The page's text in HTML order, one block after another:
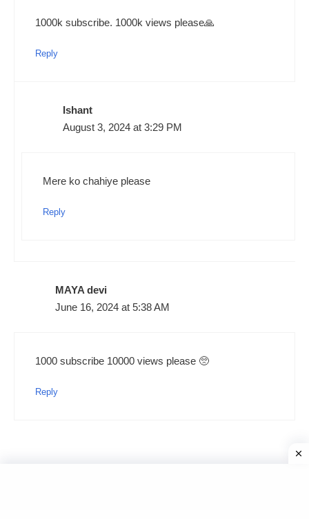
1000k subscribe. 1000k views please🙏
Reply
Ishant
August 3, 2024 at 3:29 PM
Mere ko chahiye please
Reply
MAYA devi
June 16, 2024 at 5:38 AM
1000 subscribe 10000 views please 🥺
Reply